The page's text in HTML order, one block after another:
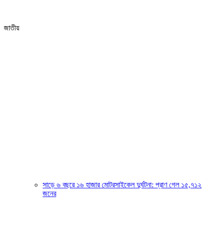
জাতীয়
সাড়ে ৬ বছরে ১৬ হাজার মোটরসাইকেল দুর্ঘটনা: প্রাণ গেল ১৫,৭১২
জনের